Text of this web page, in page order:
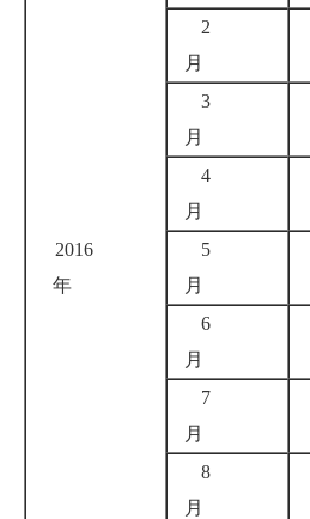
2016
年
2
月
3
月
4
月
5
月
6
月
7
月
8
月